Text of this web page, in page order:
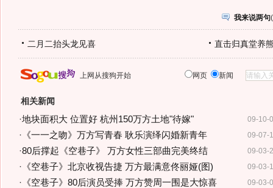
我来说两句(
二月二抬头龙见喜 直击归真堂养
上网从搜狗开始 网页 新闻
相关新闻
09-10-
·地块面积大 位置好 杭州150万方土地"待嫁"
09-07-
· 《一一之吻》万方写青春 耿乐演绎闪婚新青年
09-03-
·80后撑起《空巷子》 万方女性三部曲完美终结
09-03-
· 《空巷子》北京收视告捷 万方最满意佟丽娅(图)
09-03-
· 《空巷子》80后演员受捧 万方赞周一围是大惊喜